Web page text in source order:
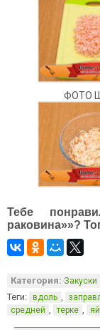
ФОТО
Тебе
раковина»»?
Категория: Закуски
Теги: вдоль ,
средней , терке ,